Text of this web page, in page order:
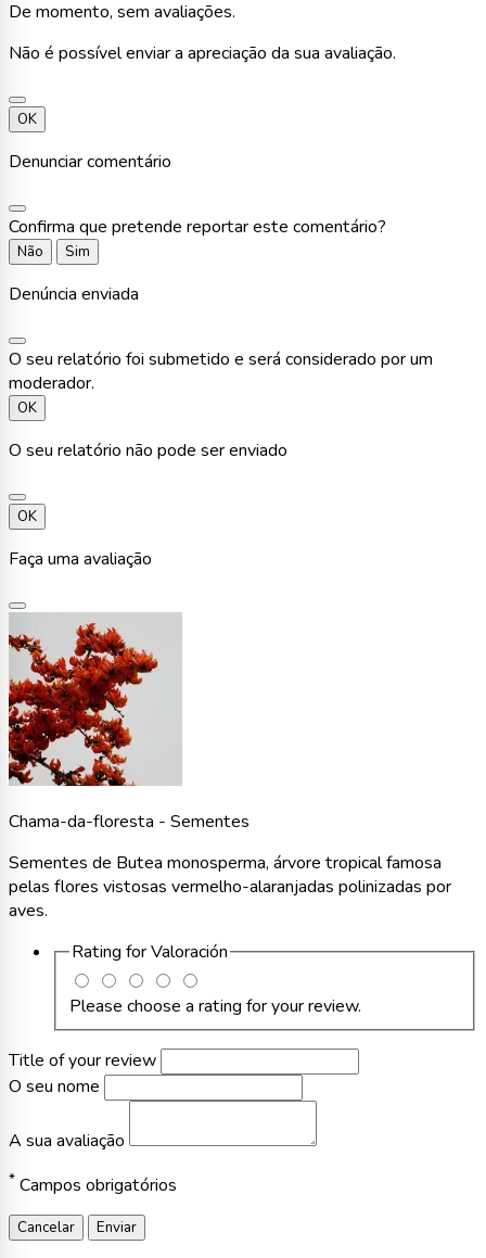
De momento, sem avaliações.
Não é possível enviar a apreciação da sua avaliação.
OK
Denunciar comentário
Confirma que pretende reportar este comentário?
Não Sim
Denúncia enviada
O seu relatório foi submetido e será considerado por um
moderador.
OK
O seu relatório não pode ser enviado
OK
Faça uma avaliação
Chama-da-floresta - Sementes
Sementes de Butea monosperma, árvore tropical famosa
pelas flores vistosas vermelho-alaranjadas polinizadas por
aves.
Rating forValoración
Please choose a rating for your review.
Title of your review
O seu nome
A sua avaliação
* Campos obrigatórios
Cancelar Enviar